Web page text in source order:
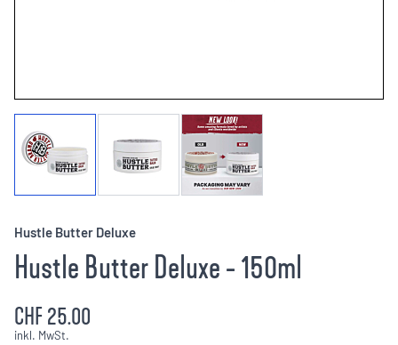
Hustle Butter Deluxe
Hustle Butter Deluxe - 150ml
CHF 25.00
inkl. MwSt.